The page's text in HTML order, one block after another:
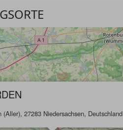
(Aller), 27283 Niedersachsen, Deutschland